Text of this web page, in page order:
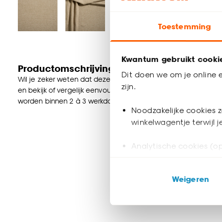
Toestemming
Kwantum gebruikt
Dit doen we om je online
zijn.
Noodzakelijke cookies
winkelwagentje terwijl
Analytische cookies
ook buiten de
Klik op ‘Ja, alles
Weigeren
Productomschrijving
Wil je zeker weten dat deze gordijnstof bij de rest van jouw
en bekijk of vergelijk eenvoudig welke gordijnstof jouw
worden binnen 2 à 3 werkdagen thuisbezorgd en passen